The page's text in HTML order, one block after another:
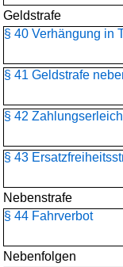
Geldstrafe
§ 40 Verhängung in
§ 41 Geldstrafe
§ 42
§ 43
Nebenstrafe
§ 44 Fahrverbot
Nebenfolgen